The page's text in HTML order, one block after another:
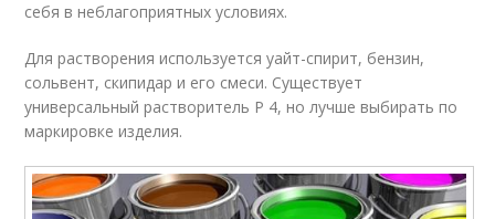
себя в неблагоприятных условиях.
Для растворения используется уайт-спирит, бензин,
сольвент, скипидар и его смеси. Существует
универсальный растворитель Р 4, но лучше выбирать по
маркировке изделия.